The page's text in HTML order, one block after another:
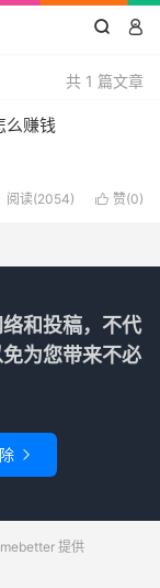
 
共 1 篇文章
么赚钱
 赞(0)
阅读(2054)
和投稿，不代
为您带来不必

提供